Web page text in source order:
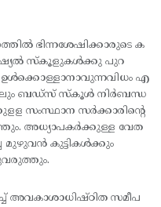
ഭിന്നശേഷിക്കാരുടെ ക
സ്കൂളുകള്‍ക്കു പുറ
എ
ബഡ്സ് സ്കൂള്‍ നിര്‍ബന്ധ
സംസ്ഥാന സര്‍ക്കാരിന്റെ
അധ്യാപകര്‍ക്കുള്ള വേത
മുഴുവന്‍ കുട്ടികള്‍ക്കും
അവകാശാധിഷ്ഠിത സമീപ